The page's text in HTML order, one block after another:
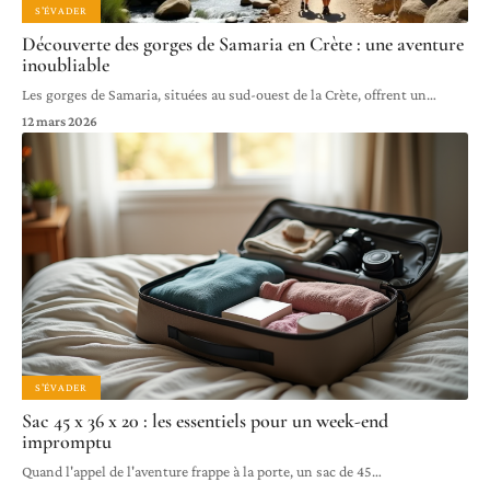
S'ÉVADER
Découverte des gorges de Samaria en Crète : une aventure
inoubliable
Les gorges de Samaria, situées au sud-ouest de la Crète, offrent un…
12 mars 2026
S'ÉVADER
Sac 45 x 36 x 20 : les essentiels pour un week-end
impromptu
Quand l'appel de l'aventure frappe à la porte, un sac de 45…